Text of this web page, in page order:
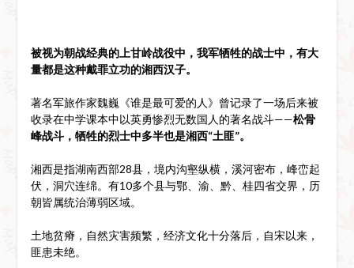
被视为朝战经典的上甘岭战役中，我军牺牲的战士中，有大
量都是这种戴罪立功的湘西汉子。
著名军旅作家魏巍《谁是最可爱的人》曾记录了一场后来被
收录在中学课本中以英勇惨烈无数国人的著名战斗——松骨
峰战斗，牺牲的烈士中多半也是湘西“土匪”。
湘西是指湖南西部28县，境内沟壑纵横，溪河密布，峰峦起
伏，洞穴连绵。有10多个县与鄂、渝、黔、桂四省交界，历
朝皆属统治薄弱区域。
土地贫瘠，自然灾害频繁，经济文化十分落后，自宋以来，
匪患未绝。